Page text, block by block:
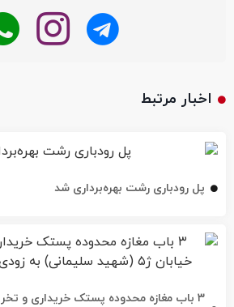
اخبار مرتبط
پل رودباری رشت بهره‌برداری شد